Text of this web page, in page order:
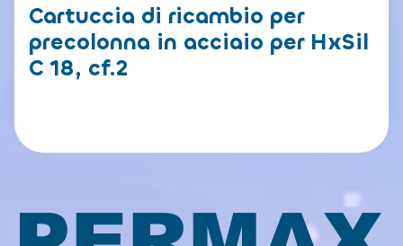
Cartuccia di ricambio per
precolonna in acciaio per HxSil
C 18, cf.2